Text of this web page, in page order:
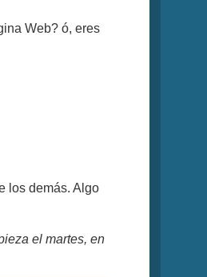
Web? ó, eres
los demás. Algo
el martes, en